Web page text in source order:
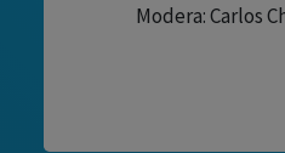
Modera: Carlos